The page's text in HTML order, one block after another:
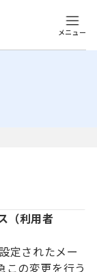
メニュー
（利用者
定されたメー
この変更を行う